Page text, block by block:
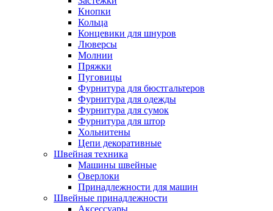
Кнопки
Кольца
Концевики для шнуров
Люверсы
Молнии
Пряжки
Пуговицы
Фурнитура для бюстгальтеров
Фурнитура для одежды
Фурнитура для сумок
Фурнитура для штор
Хольнитены
Цепи декоративные
Швейная техника
Машины швейные
Оверлоки
Принадлежности для машин
Швейные принадлежности
Аксессуары